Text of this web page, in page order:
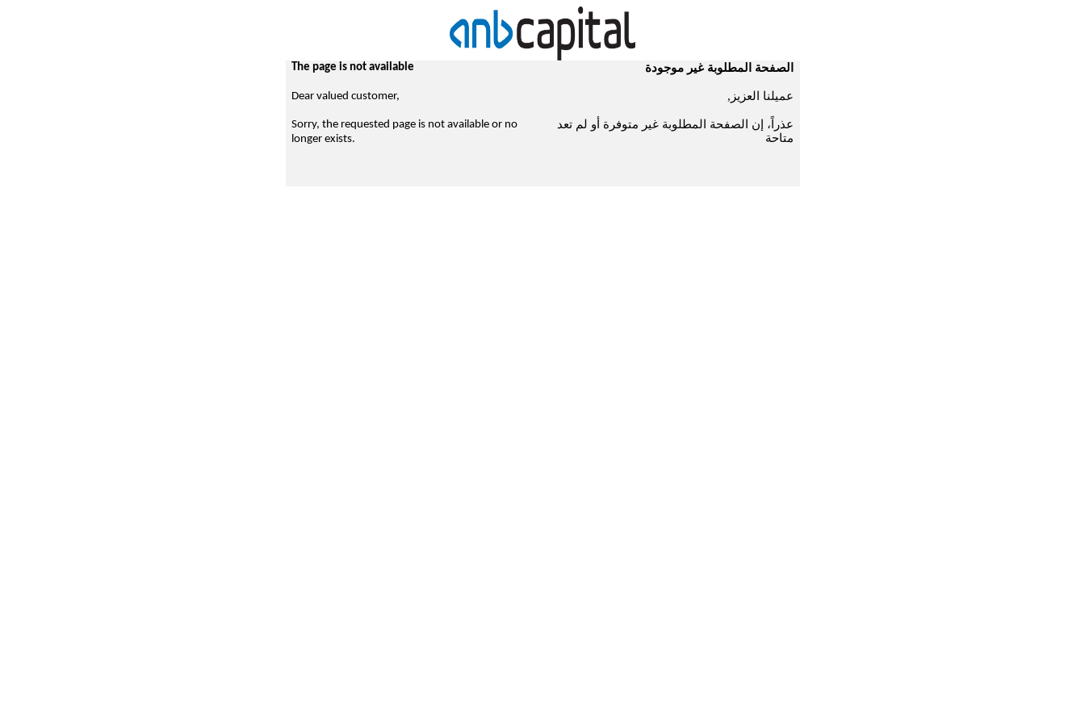
The page is not available
Dear valued customer,
Sorry, the requested page is not available or no
longer exists.
الصفحة المطلوبة غير موجودة
عميلنا العزيز,
عذراً، إن الصفحة المطلوبة غير متوفرة أو لم تعد
متاحة